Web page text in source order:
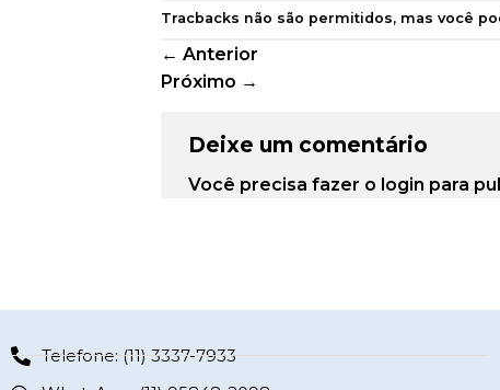
Tracbacks não são permitidos, mas você
← Anterior
Próximo →
Deixe um comentário
Você precisa fazer o login para
Telefone: (11) 3337-7933